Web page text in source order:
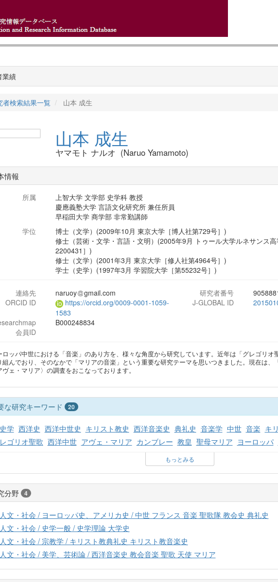
業績
者検索結果一覧 山本 成生
山本 成生
ヤマモト ナルオ (Naruo Yamamoto)
情報
所属
上智大学 文学部 史学科 教授
慶應義塾大学 言語文化研究所 兼任所員
早稲田大学 商学部 非常勤講師
学位
博士（文学）(2009年10月 東京大学［博人社第729号］)
修士（芸術・文学・言語・文明）(2005年9月 トゥール大学ルネサンス
2200431］)
修士（文学）(2001年3月 東京大学［修人社第4964号］)
学士（史学）(1997年3月 学習院大学［第55232号］)
連絡先 naruoy gmail.com 研究者番号
ORCID ID
https://orcid.org/0009-0001-1059-
1583
J-GLOBAL ID
会員ID
B000248834
ロッパ中世における「音楽」のあり方を、様々な角度から研究しています。近年は「グレゴリオ
組んでおり、そのなかで「マリアの音楽」という重要な研究テーマを思いつきました。現在は、
ヴェ・マリア〉の調査をおこなっております。
な研究キーワード 20
学 西洋史 西洋中世史 キリスト教史 西洋音楽史 典礼史 音楽学 中世 音楽 キ
ゴリオ聖歌 西洋中世 アヴェ・マリア カンブレー 教皇 聖母マリア ヨーロッパ
もっとみる
分野 4
文・社会 / ヨーロッパ史、アメリカ史 / 中世 フランス 音楽 聖歌隊 教会史 典礼史
文・社会 / 史学一般 / 史学理論 大学史
文・社会 / 宗教学 / キリスト教典礼史 キリスト教音楽史
文・社会 / 美学、芸術論 / 西洋音楽史 教会音楽 聖歌 天使 マリア